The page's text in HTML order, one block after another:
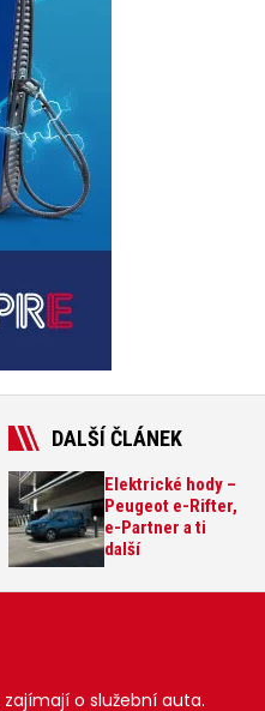
DALŠÍ ČLÁNEK
Elektrické hody –
Peugeot e-Rifter,
e-Partner a ti
další
o služební auta.